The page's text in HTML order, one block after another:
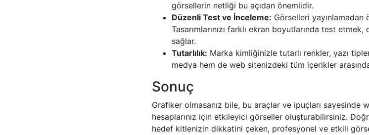
görsellerin netliği bu açıdan önemlidir.
Düzenli Test ve İnceleme: Görselleri yayınlamadan
Tasarımlarınızı farklı ekran boyutlarında test
sağlar.
Tutarlılık: Marka kimliğinizle tutarlı renkler, yazı
medya hem de web sitenizdeki tüm içerikler
Sonuç
Grafiker olmasanız bile, bu araçlar ve ipuçları sayesinde
hesaplarınız için etkileyici görseller oluşturabilirsiniz.
hedef kitlenizin dikkatini çeken, profesyonel ve etkili